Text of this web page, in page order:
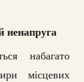
ненапруга
набагато
місцевих